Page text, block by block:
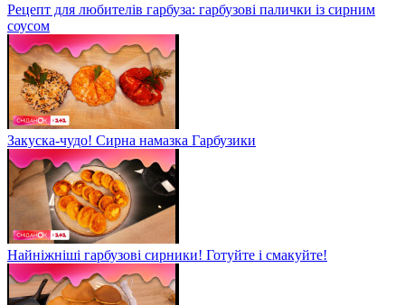
Рецепт для любителів гарбуза: гарбузові палички із сирним
соусом
Закуска-чудо! Сирна намазка Гарбузики
Найніжніші гарбузові сирники! Готуйте і смакуйте!